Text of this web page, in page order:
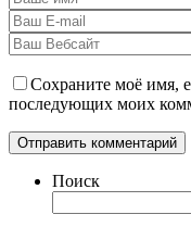
Сохраните моё имя,
последующих моих
Поиск